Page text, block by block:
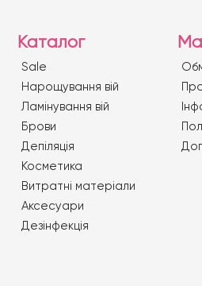
Каталог
Sale
Нарощування вій
Ламінування вій
Брови
Депіляція
Косметика
Витратні матеріали
Аксесуари
Дезінфекція